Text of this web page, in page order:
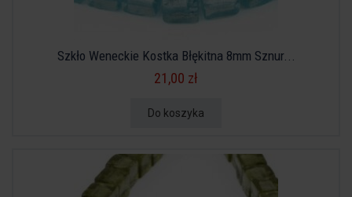
Szkło Weneckie Kostka Błękitna 8mm Sznur...
21,00 zł
Do koszyka